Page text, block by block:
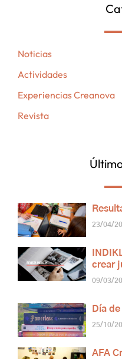
Noticias
Actividades
Experiencias Creanova
Revista
23/04/
crear
09/03/
Día
25/10/
AFA